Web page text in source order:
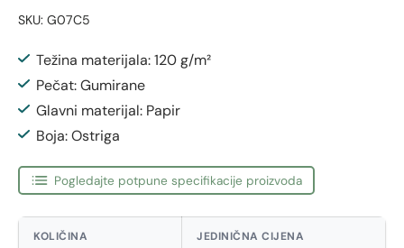
SKU: G07C5
Težina materijala: 120 g/m²
Pečat: Gumirane
Glavni materijal: Papir
Boja: Ostriga
Pogledajte potpune specifikacije proizvoda
KOLIČINA JEDINIČNA CIJENA